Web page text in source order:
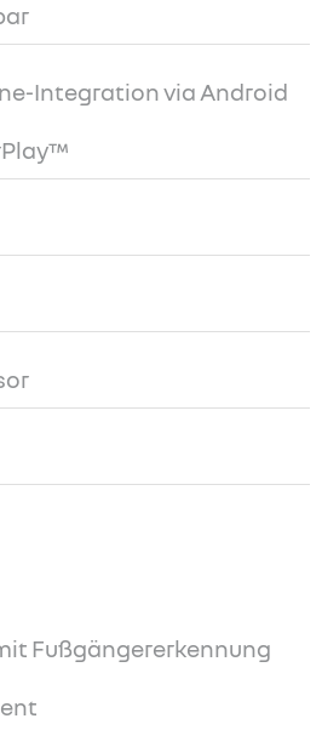
Integration via Android
Fußgängererkennung